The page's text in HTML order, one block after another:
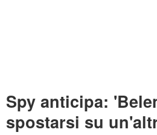
Spy anticipa:
spostarsi su